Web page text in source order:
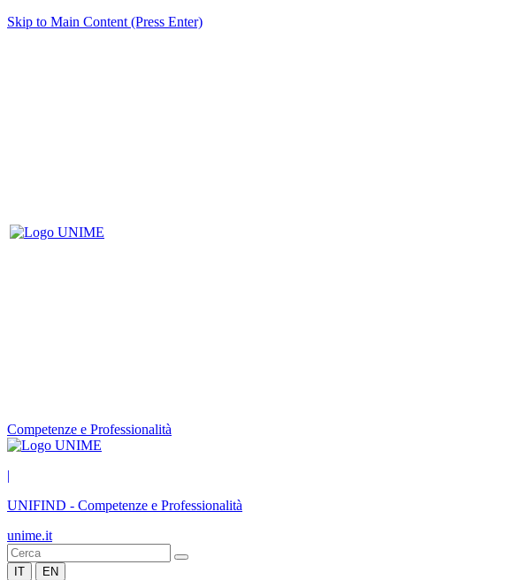
Skip to Main Content (Press Enter)
Competenze e Professionalità
|
UNIFIND - Competenze e Professionalità
unime.it
IT EN